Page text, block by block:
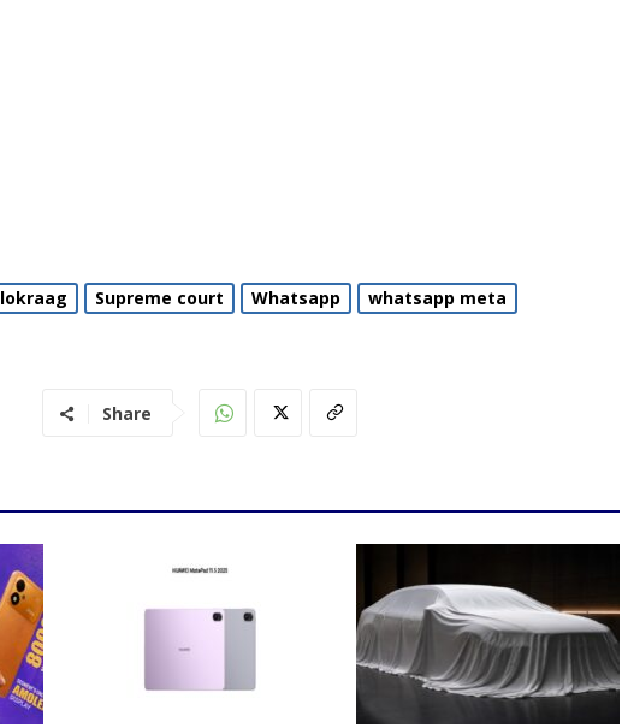
lokraag Supreme court Whatsapp whatsapp meta
Share